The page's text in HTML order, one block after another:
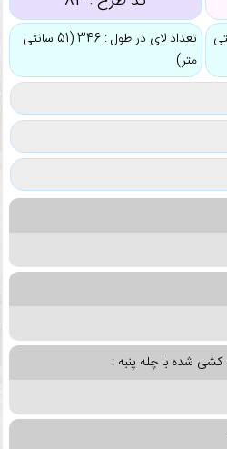
(89 سانتی
تعداد لای در طول : 346 (51 سانتی
متر)
شده با چله پنبه :